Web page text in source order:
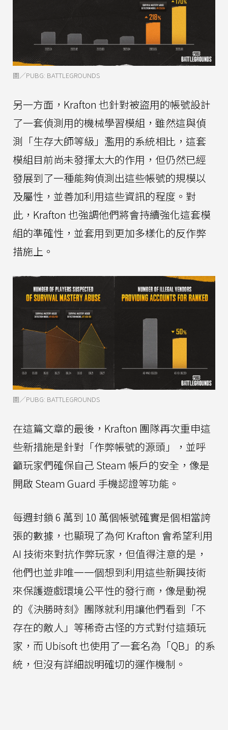
圖／PUBG: BATTLEGROUNDS
另一方面，Krafton 也針對被盜用的帳號設計
了一套偵測用的機械學習模組，雖然這與偵
測「生存大師等級」濫用的系統相比，這套
模組目前尚未發揮太大的作用，但仍然已經
發展到了一種能夠偵測出這些帳號的規模以
及屬性，並善加利用這些資訊的程度。對
此，Krafton 也強調他們將會持續強化這套模
組的準確性，並套用到更加多樣化的反作弊
措施上。
圖／PUBG: BATTLEGROUNDS
在這篇文章的最後，Krafton 團隊再次重申這
些新措施是針對「作弊帳號的源頭」，並呼
籲玩家們確保自己 Steam 帳戶的安全，像是
開啟 Steam Guard 手機認證等功能。
每週封鎖 6 萬到 10 萬個帳號確實是個相當誇
張的數據，也顯現了為何 Krafton 會希望利用
AI 技術來對抗作弊玩家，但值得注意的是，
他們也並非唯一一個想到利用這些新興技術
來保護遊戲環境公平性的發行商，像是動視
的《決勝時刻》團隊就利用讓他們看到「不
存在的敵人」等稀奇古怪的方式對付這類玩
家，而 Ubisoft 也使用了一套名為「QB」的系
統，但沒有詳細說明確切的運作機制。